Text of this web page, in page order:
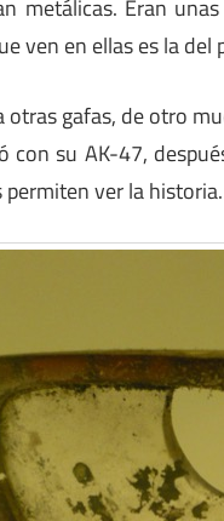
metálicas. Eran
ven en ellas es la del
gafas, de otro
con su AK-47,
permiten ver la historia.